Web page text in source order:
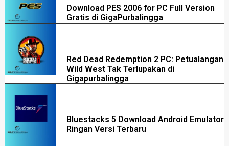
Download PES 2006 for PC Full Version
Gratis di GigaPurbalingga
Red Dead Redemption 2 PC: Petualangan
Wild West Tak Terlupakan di
Gigapurbalingga
Bluestacks 5 Download Android Emulator
Ringan Versi Terbaru